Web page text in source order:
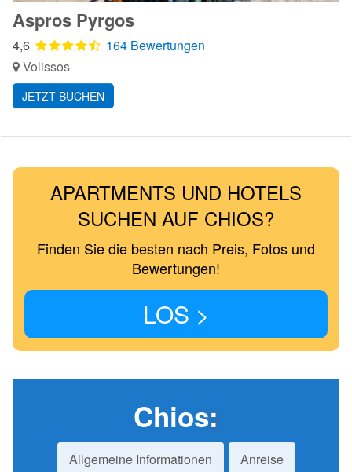
Aspros Pyrgos
4,6
164 Bewertungen
Volissos
JETZT BUCHEN
APARTMENTS UND HOTELS
SUCHEN AUF CHIOS?
Finden Sie die besten nach Preis, Fotos und
Bewertungen!
LOS >
Chios:
Allgemeine Informationen Anreise